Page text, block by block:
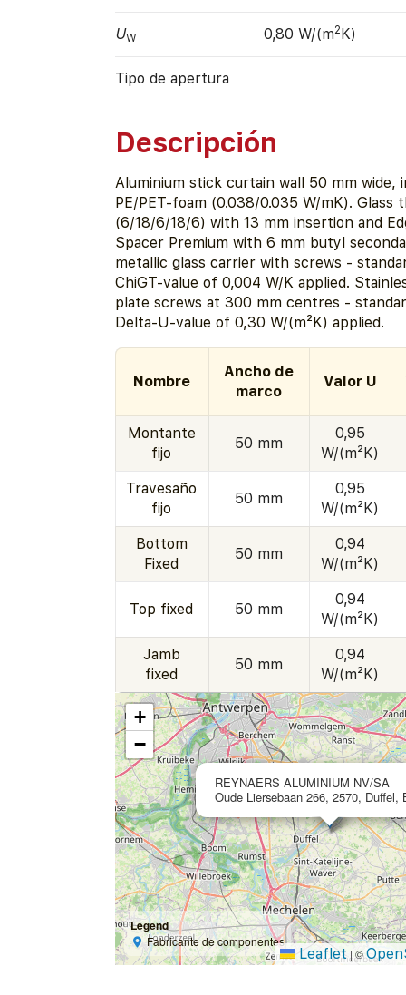
UW 0,80 W/(m2 K)
Tipo de apertura
Descripción
Aluminium stick curtain wall 50 mm wide,
PE/PET-foam (0.038/0.035 W/mK). Glass
(6/18/6/18/6) with 13 mm insertion and
Spacer Premium with 6 mm butyl
metallic glass carrier with screws -
ChiGT-value of 0,004 W/K applied.
plate screws at 300 mm centres -
Delta-U-value of 0,30 W/(m²K) applied.
Nombre
Ancho de
marco
Valor U
Montante
fijo
50 mm
0,95
W/(m²K)
Travesaño
fijo
50 mm
0,95
W/(m²K)
Bottom
Fixed
50 mm
0,94
W/(m²K)
Top fixed 50 mm
0,94
W/(m²K)
Jamb
fixed
50 mm
0,94
W/(m²K)
REYNAERS ALUMINIUM NV/SA
Oude Liersebaan 266, 2570, Duffel,
+
−
Legend
Fabricante de componentes
Leaflet | ©